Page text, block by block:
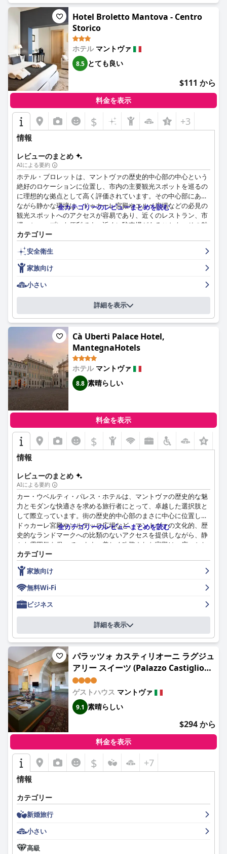
スカラヴェッリ レジデンツァでの料理体験は、まさに素晴らしい
ものです。ホテルに併設されたレストランでは、質の高い料理と
サービスを提供しており、敷地内または提携レストランで地元の
料理を気軽に楽しむことができます。朝食は、利便性を高めるた
めに客室に届けられることが多く、ホテルの自家製パンを使用し
た新鮮な食材が特徴で、ボリュームがあり美味しいと評されてい
ます。いくつかの批判もありますが、全体的なコンセンサスは、
豊富な美味しい朝食のオプションに関して肯定的なままです。
スカラヴェッリ レジデンツァのスタッフは、その卓越したサービ
スとプロ意識で頻繁に注目されています。ゲストは、フレンドリ
ーな受付から勤勉なハウスキーピングまで、気配りがあり、歓迎
的で効率的なチームに感謝しています。彼らの流暢な英語と、喜
んでお手伝いする姿勢は、ゲストの快適さと満足度に大きく貢献
しています。
ホテルの周りの活気あるナイトライフは、夜間の騒音につながる
可能性がありますが、スカラヴェッリ レジデンツァでの全体的な
体験は、引き続き強くお勧めします。豪華な客室、モダンな設
備、優れた食事のオプション、そして歴史的な環境にある最高の
ロケーションの組み合わせにより、マントヴァの最高の体験を求
める旅行者にとって最高の選択肢となっています。ブティックの
魅力とロマンチックな雰囲気は、さらに魅力を高め、思い出に残
る楽しい滞在を保証します。
Hotel Broletto Mantova - Centro
Storico
ホテル マントヴァ
8.5 とても良い
$111 から
料金を表示
$ +3
情報
レビューのまとめ
AIによる要約
ホテル・ブロレットは、マントヴァの歴史的中心部の中心という
絶好のロケーションに位置し、市内の主要観光スポットを巡るの
に理想的な拠点として高く評価されています。その中心部にあり
ながら静かな環境は、ドゥカーレ宮殿やエルベ広場などの必見の
観光スポットへのアクセスが容易であり、近くのレストラン、市
場、ショップにも便利です。近くに駐車場があることも、その魅
力をさらに高めています。
ホテルでは、朝食の質と種類の豊富さが一般的に高く評価されて
いますが、特に塩味のオプションの種類がもっと欲しいという声
も一部あります。指摘された制限事項にもかかわらず、朝食はし
ばしば、全体的な体験を高める高品質の製品と居心地の良い朝食
ホテル・ブロレットの客室は、申し分のないほど清潔で、居心地
が良く、静かで、快適な大きなベッド、モダンな設備、趣味の良
い内装が特徴であると説明されています。一部のゲストは部屋と
バスルームの小ささを指摘していますが、全体的な感想は肯定的
で、清潔さと快適さが強調されています。スイートとジュニアス
イートは、その広さと追加のアメニティで特に言及されていま
す。
申し分のない清潔さはホテルの際立った特徴であり、ゲストは施
設全体の卓越したハウスキーピング基準を賞賛しています。バス
ルームは特に清潔さと機能性が注目されており、安らかな滞在に
ホテル・ブロレットのスタッフは、そのフレンドリーさ、親切
さ、プロ意識について非常に高い評価を得ています。ゲストは、
ニコールやエレナのような個人による温かい歓迎、気配り、パー
ソナライズされたサービスを頻繁に称賛しています。スタッフが
ゲストに心から歓迎され、快適に過ごせるようにする能力は、ホ
テルの評判を大きく高めています。
ゲストは一貫して満足のいく睡眠体験を報告しており、ベッドは
快適で居心地が良いと説明されています。ベッドが少し硬めであ
るというコメントもいくつかありますが、全体的な評価は肯定的
であり、安らかな滞在に貢献しています。
ホテル・ブロレットは、犬に優しいという点でも際立っていま
す。ペット連れのゲストは、ベッドやフードと水のボウルなどの
必需品が完備された、歓迎的なアプローチに感謝しています。
広々として設備の整った客室は、毛皮のような仲間との滞在をさ
らに向上させます。
全体的に、絶好のロケーション、優れた清潔さ、快適な宿泊施
設、フレンドリーなスタッフ、そして心のこもったアメニティを
備えたホテル・ブロレットは、マントヴァの文化と魅力に浸りた
い旅行者に強くお勧めします。
全カテゴリーのレビューまとめを読む
カテゴリー
安全衛生
家族向け
小さい
詳細を表示
Cà Uberti Palace Hotel,
MantegnaHotels
ホテル マントヴァ
8.8 素晴らしい
料金を表示
$
情報
レビューのまとめ
AIによる要約
カー・ウベルティ・パレス・ホテルは、マントヴァの歴史的な魅
力とモダンな快適さを求める旅行者にとって、卓越した選択肢と
して際立っています。街の歴史的中心部のまさに中心に位置し、
ドゥカーレ宮殿やソルデッロ広場など、マントヴァの文化的、歴
史的なランドマークへの比類のないアクセスを提供しながら、静
かな雰囲気を保っています。美しく改装された宮殿は、広々とし
て清潔で快適な客室を提供し、絵のように美しい景色とモダンな
設備を備え、居心地の良い豪華な滞在を保証します。
宿泊客は一貫して、歓迎的でプロフェッショナルなスタッフを称
賛しており、ポジティブでフレンドリーな雰囲気に貢献していま
す。ホテルの清潔さももう一つのハイライトであり、手入れの行
き届いた客室と共用エリアが全体的に快適な体験を高めていま
す。朝食の質と種類については賛否両論ありますが、朝食ルーム
の歴史的な雰囲気と美しいフレスコ画が、しばしば朝のルーティ
ンを高めます。ホテルのレストランでの食事体験は、一般的に好
評で、素晴らしい料理とお手頃な価格で提供されています。
家族連れは、設備の整ったアパートメントと家族向けの環境で、
ホテルが特に快適であると感じています。ペットの飼い主も、犬
に優しい雰囲気を高く評価し、毛皮で覆われた仲間との快適な滞
在を可能にします。
ホテルは、アクセス可能な駐車場ソリューションを提供し、無料
Wi-Fiなどの最新の設備を備えていますが、接続性は施設内で異な
る場合があります。移動が困難な方にとって入り口が困難である
など、いくつかのアクセシビリティの問題はありますが、ホテル
は障害のある宿泊客に対応しようと試みています。
朝食の質やメンテナンスの問題など、特定の側面が4つ星の期待
に完全には応えられていないという批判もいくつかありますが、
全体的なコンセンサスは依然として肯定的です。戦略的な中心部
のロケーションは、一流の宿泊サービスと豊かな歴史的背景と相
まって、カー・ウベルティ・パレス・ホテルをマントヴァへの訪
全カテゴリーのレビューまとめを読む
カテゴリー
家族向け
無料Wi-Fi
ビジネス
詳細を表示
パラッツォ カスティリオーニ ラグジュ
アリー スイーツ (Palazzo Castiglioni
luxury suite and rooms)
ゲストハウス マントヴァ
9.1 素晴らしい
$294 から
料金を表示
$ +7
情報
カテゴリー
新婚旅行
小さい
高級